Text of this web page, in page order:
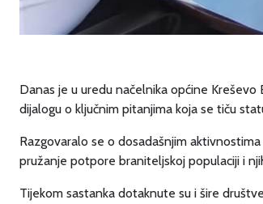
Danas je u uredu načelnika općine
dijalogu o ključnim pitanjima koja se tiču
Razgovaralo se o dosadašnjim
pružanje potpore braniteljskoj populaciji i
Tijekom sastanka dotaknute su i šire